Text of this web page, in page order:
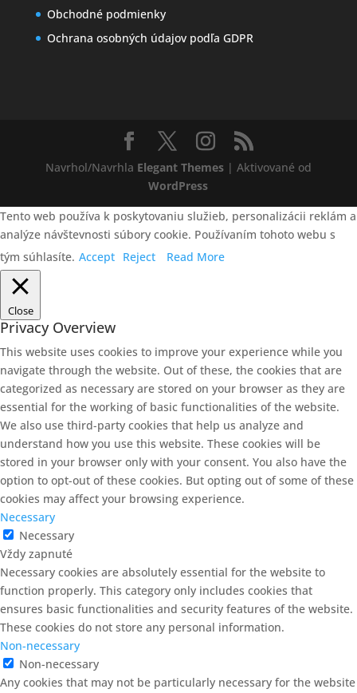
Obchodné podmienky
Ochrana osobných údajov podľa GDPR
Navrhol/Navrhla Elegant Themes| Aktivované od
WordPress
Tento web používa k poskytovaniu služieb, personalizácii reklám a
analýze návštevnosti súbory cookie. Používaním tohoto webu s
tým súhlasíte. Accept Reject Read More
Close
Privacy Overview
This website uses cookies to improve your experience while you
navigate through the website. Out of these, the cookies that are
categorized as necessary are stored on your browser as they are
essential for the working of basic functionalities of the website.
We also use third-party cookies that help us analyze and
understand how you use this website. These cookies will be
stored in your browser only with your consent. You also have the
option to opt-out of these cookies. But opting out of some of these
cookies may affect your browsing experience.
Necessary
Necessary
Vždy zapnuté
Necessary cookies are absolutely essential for the website to
function properly. This category only includes cookies that
ensures basic functionalities and security features of the website.
These cookies do not store any personal information.
Non-necessary
Non-necessary
Any cookies that may not be particularly necessary for the website